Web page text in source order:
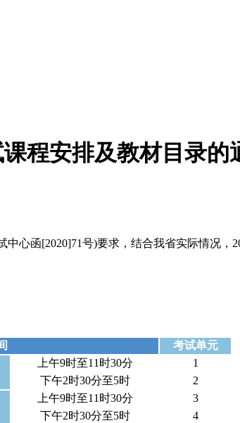
程安排及教材目录的
心函[2020]71号)要求，结合我省实际情况，
考试单元
上午9时至11时30分
1
下午2时30分至5时
2
上午9时至11时30分
3
下午2时30分至5时
4